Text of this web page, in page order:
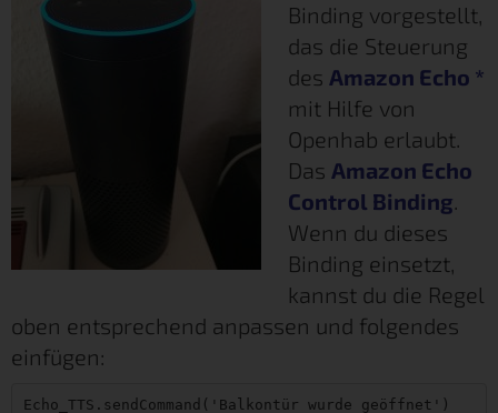
Binding vorgestellt,
das die Steuerung
des Amazon Echo *
mit Hilfe von
Openhab erlaubt.
Das Amazon Echo
Control Binding.
Wenn du dieses
Binding einsetzt,
kannst du die Regel
oben entsprechend anpassen und folgendes
einfügen:
Echo_TTS.sendCommand('Balkontür wurde geöffnet')